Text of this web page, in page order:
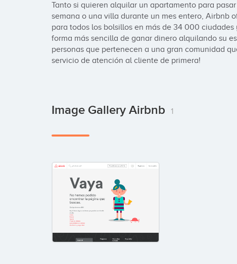
Tanto si quieren alquilar un apartamento para
semana o una villa durante un mes entero, Airbnb
para todos los bolsillos en más de 34 000
forma más sencilla de ganar dinero alquilando su
personas que pertenecen a una gran comunidad
servicio de atención al cliente de primera!
Image Gallery Airbnb 1